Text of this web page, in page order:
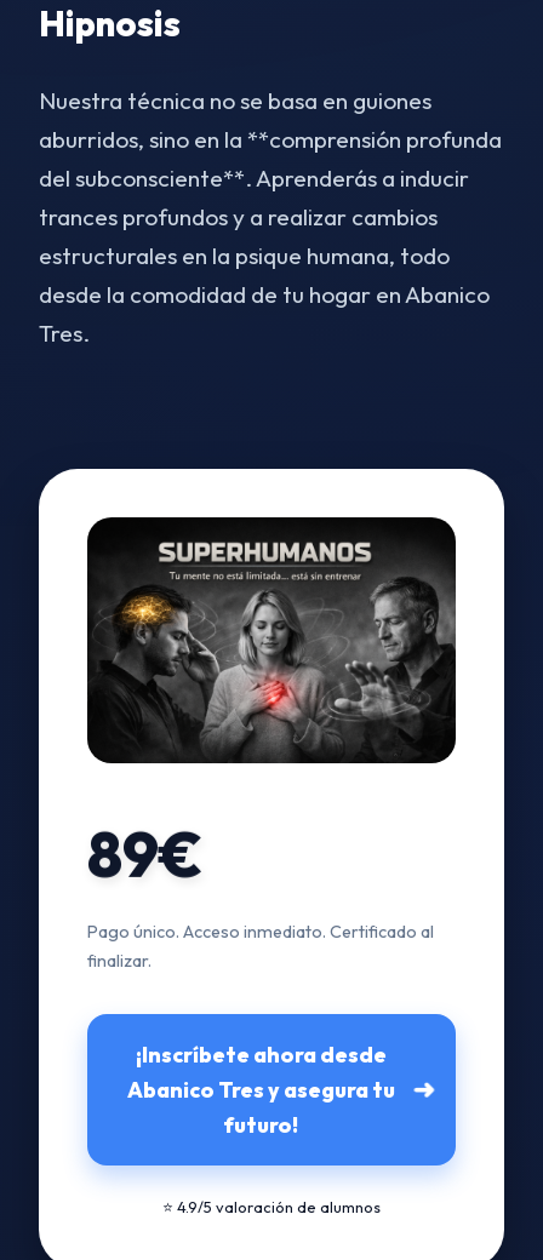
Hipnosis
Nuestra técnica no se basa en guiones
aburridos, sino en la **comprensión profunda
del subconsciente**. Aprenderás a inducir
trances profundos y a realizar cambios
estructurales en la psique humana, todo
desde la comodidad de tu hogar en Abanico
Tres.
89€
Pago único. Acceso inmediato. Certificado al
finalizar.
¡Inscríbete ahora desde
Abanico Tres y asegura tu
futuro!
➜
⭐ 4.9/5 valoración de alumnos